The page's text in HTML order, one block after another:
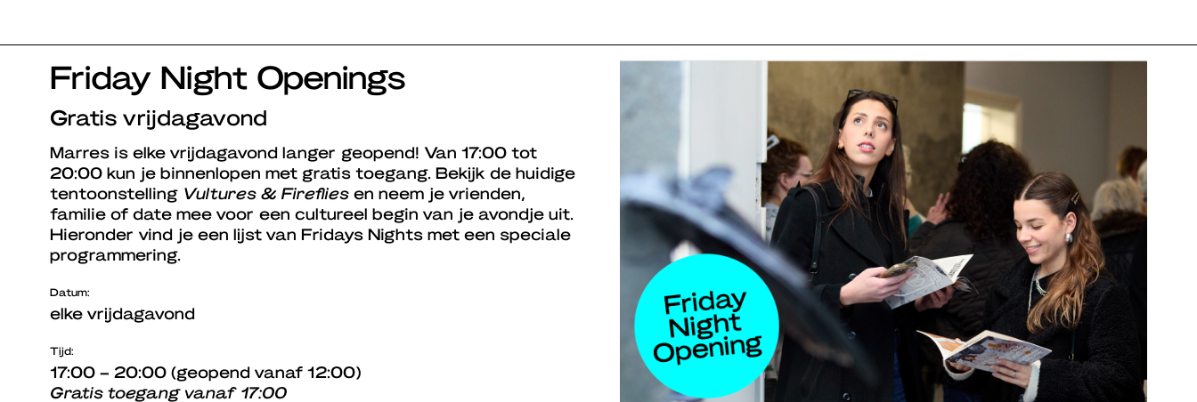
Friday Night Openings
Gratis vrijdagavond
Marres is elke vrijdagavond langer geopend! Van 17:00 tot
20:00 kun je binnenlopen met gratis toegang. Bekijk de huidige
tentoonstelling Vultures & Fireflies en neem je vrienden,
familie of date mee voor een cultureel begin van je avondje uit.
Hieronder vind je een lijst van Fridays Nights met een speciale
programmering.
Datum:
elke vrijdagavond
Tijd:
17:00 – 20:00 (geopend vanaf 12:00)
Gratis toegang vanaf 17:00